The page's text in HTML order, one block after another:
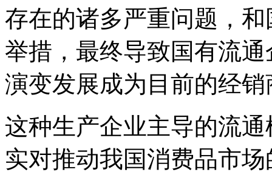
存在的诸多严重问题，
举措，最终导致国有流
演变发展成为目前的经
这种生产企业主导的流
实对推动我国消费品市